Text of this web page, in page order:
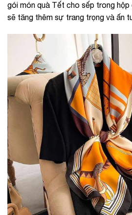
gói món quà Tết cho sếp trong
sẽ tăng thêm sự trang trọng và ấn